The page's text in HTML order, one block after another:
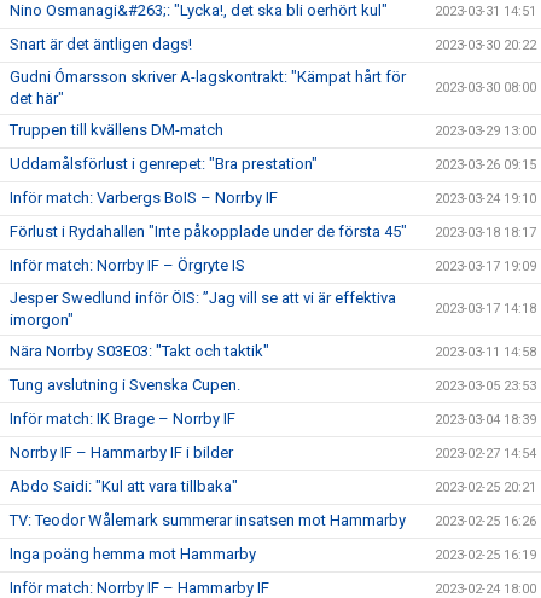
Nino Osmanagi&#263;: "Lycka!, det ska bli oerhört kul" 2023-03-31 14:51
Snart är det äntligen dags! 2023-03-30 20:22
Gudni Ómarsson skriver A-lagskontrakt: "Kämpat hårt för
det här"
2023-03-30 08:00
Truppen till kvällens DM-match 2023-03-29 13:00
Uddamålsförlust i genrepet: "Bra prestation" 2023-03-26 09:15
Inför match: Varbergs BoIS – Norrby IF 2023-03-24 19:10
Förlust i Rydahallen "Inte påkopplade under de första 45" 2023-03-18 18:17
Inför match: Norrby IF – Örgryte IS 2023-03-17 19:09
Jesper Swedlund inför ÖIS: ”Jag vill se att vi är effektiva
imorgon"
2023-03-17 14:18
Nära Norrby S03E03: "Takt och taktik" 2023-03-11 14:58
Tung avslutning i Svenska Cupen. 2023-03-05 23:53
Inför match: IK Brage – Norrby IF 2023-03-04 18:39
Norrby IF – Hammarby IF i bilder 2023-02-27 14:54
Abdo Saidi: "Kul att vara tillbaka" 2023-02-25 20:21
TV: Teodor Wålemark summerar insatsen mot Hammarby 2023-02-25 16:26
Inga poäng hemma mot Hammarby 2023-02-25 16:19
Inför match: Norrby IF – Hammarby IF 2023-02-24 18:00